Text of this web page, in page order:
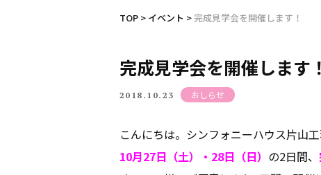
TOP > イベント >完成見学会を開催します！
完成見学会を開催します！
2018.10.23 おしらせ
こんにちは。シンフォニーハウス片山
10月27日（土）・28日（日） の2日間、